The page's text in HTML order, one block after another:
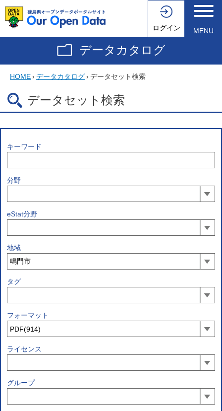
ログイン MENU
データカタログ
HOME› データカタログ› データセット検索
データセット検索
キーワード
分野
eStat分野
地域
タグ
フォーマット
ライセンス
グループ